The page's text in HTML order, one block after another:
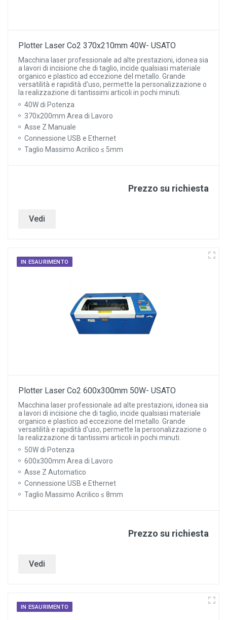
Plotter Laser Co2 370x210mm 40W- USATO
Macchina laser professionale ad alte prestazioni, idonea sia
a lavori di incisione che di taglio, incide qualsiasi materiale
organico e plastico ad eccezione del metallo. Grande
versatilità e rapidità d'uso, permette la personalizzazione o
la realizzazione di tantissimi articoli in pochi minuti.
40W di Potenza
370x200mm Area di Lavoro
Asse Z Manuale
Connessione USB e Ethernet
Taglio Massimo Acrilico ≤ 5mm
Prezzo su richiesta
Vedi
IN ESAURIMENTO
Plotter Laser Co2 600x300mm 50W- USATO
Macchina laser professionale ad alte prestazioni, idonea sia
a lavori di incisione che di taglio, incide qualsiasi materiale
organico e plastico ad eccezione del metallo. Grande
versatilità e rapidità d'uso, permette la personalizzazione o
la realizzazione di tantissimi articoli in pochi minuti.
50W di Potenza
600x300mm Area di Lavoro
Asse Z Automatico
Connessione USB e Ethernet
Taglio Massimo Acrilico ≤ 8mm
Prezzo su richiesta
Vedi
IN ESAURIMENTO